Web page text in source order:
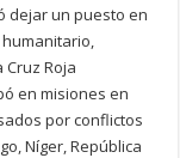
dejar un puesto en
Roja
en misiones en
por conflictos
Níger, República